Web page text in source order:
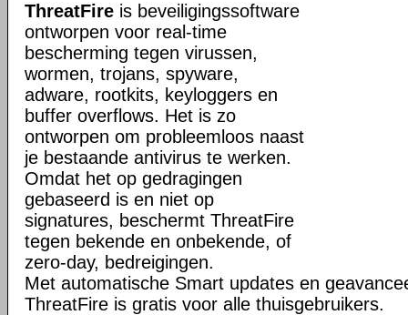
ThreatFire is beveiligingssoftware
ontworpen voor real-time
bescherming tegen virussen,
wormen, trojans, spyware,
adware, rootkits, keyloggers en
buffer overflows. Het is zo
ontworpen om probleemloos naast
je bestaande antivirus te werken.
Omdat het op gedragingen
gebaseerd is en niet op
signatures, beschermt ThreatFire
tegen bekende en onbekende, of
zero-day, bedreigingen.
Met automatische Smart updates en
ThreatFire is gratis voor alle thuisgebruikers.